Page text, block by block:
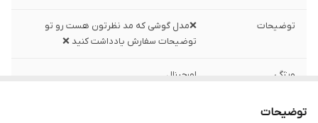
توضیحات
❌مدل گوشی که مد نظرتون هست رو تو
توضیحات سفارش یادداشت کنید ❌
ویژگی اورجینال
توضیحات